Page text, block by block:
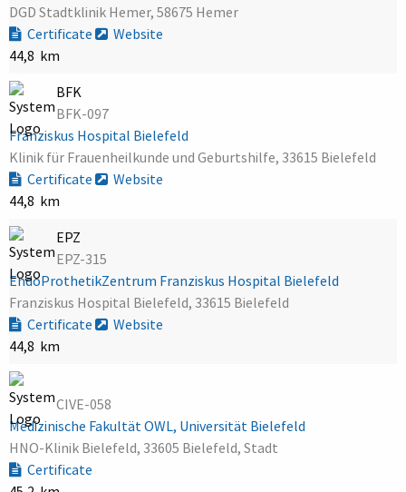
DGD Stadtklinik Hemer, 58675 Hemer
Certificate
Website
44,8 km
BFK
BFK-097
Franziskus Hospital Bielefeld
Klinik für Frauenheilkunde und Geburtshilfe, 33615 Bielefeld
Certificate
Website
44,8 km
EPZ
EPZ-315
EndoProthetikZentrum Franziskus Hospital Bielefeld
Franziskus Hospital Bielefeld, 33615 Bielefeld
Certificate
Website
44,8 km
CIVE-058
Medizinische Fakultät OWL, Universität Bielefeld
HNO-Klinik Bielefeld, 33605 Bielefeld, Stadt
Certificate